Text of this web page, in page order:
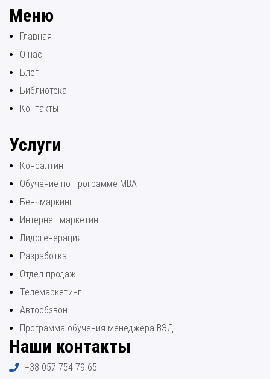
Меню
Главная
О нас
Блог
Библиотека
Контакты
Услуги
Консалтинг
Обучение по программе МВА
Бенчмаркинг
Интернет-маркетинг
Лидогенерация
Разработка
Отдел продаж
Телемаркетинг
Автообзвон
Программа обучения менеджера ВЭД
Наши контакты
+38 057 754 79 65